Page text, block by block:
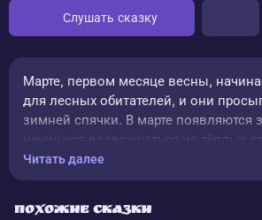
Слушать сказку
Марте, первом месяце весны,
для лесных обитателей, и они
зимней спячки. В марте появляются
начинают возвращаться из тёплых
начинает активно таять.
Читать далее
Похожие сказки